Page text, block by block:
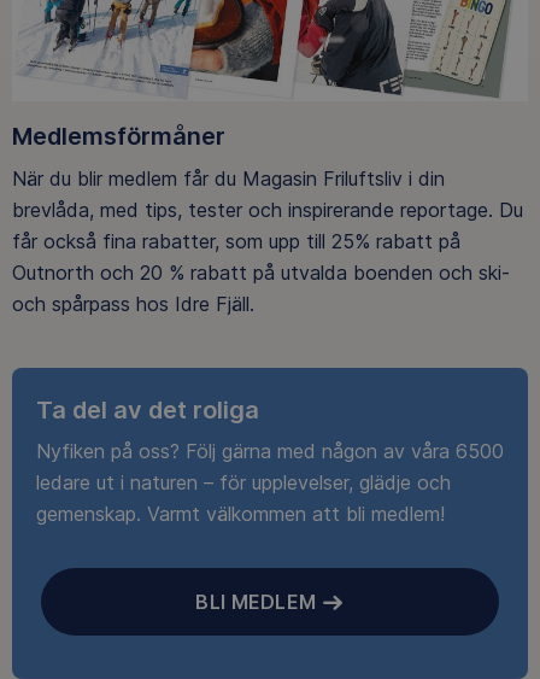
Medlemsförmåner
När du blir medlem får du Magasin Friluftsliv i din
brevlåda, med tips, tester och inspirerande reportage. Du
får också fina rabatter, som upp till 25% rabatt på
Outnorth och 20 % rabatt på utvalda boenden och ski-
och spårpass hos Idre Fjäll.
Ta del av det roliga
Nyfiken på oss? Följ gärna med någon av våra 6500
ledare ut i naturen – för upplevelser, glädje och
gemenskap. Varmt välkommen att bli medlem!
BLI MEDLEM